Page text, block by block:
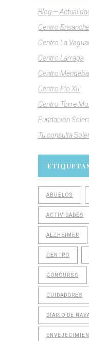
Blog –
Centro Ensanche
Centro La
Centro Larraga
Centro
Centro Pío XII
Centro Torre
Fundación
Tu consulta
ABUELOS
ACTIVIDADES
ALZHEIMER
CENTRO
CONCURSO
CUIDADORES
DIARIO DE